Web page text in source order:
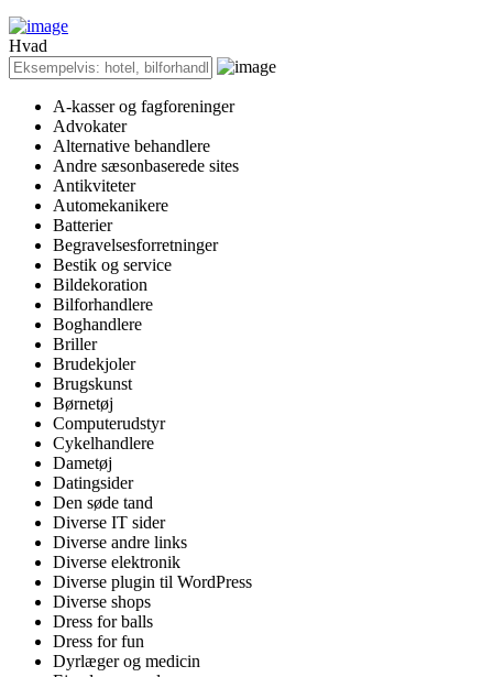
Hvad
A-kasser og fagforeninger
Advokater
Alternative behandlere
Andre sæsonbaserede sites
Antikviteter
Automekanikere
Batterier
Begravelsesforretninger
Bestik og service
Bildekoration
Bilforhandlere
Boghandlere
Briller
Brudekjoler
Brugskunst
Børnetøj
Computerudstyr
Cykelhandlere
Dametøj
Datingsider
Den søde tand
Diverse IT sider
Diverse andre links
Diverse elektronik
Diverse plugin til WordPress
Diverse shops
Dress for balls
Dress for fun
Dyrlæger og medicin